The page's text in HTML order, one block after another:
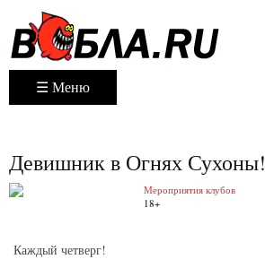
☰ Меню
Девишник в Огнях Сухоны!
Мероприятия клубов
18+
Каждый четверг!